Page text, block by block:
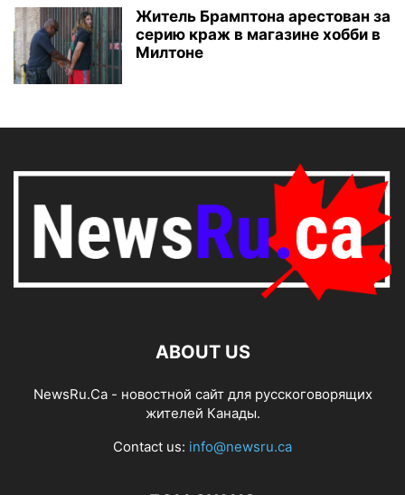
Житель Брамптона арестован за
серию краж в магазине хобби в
Милтоне
ABOUT US
NewsRu.Ca - новостной сайт для русскоговорящих
жителей Канады.
Contact us: info@newsru.ca